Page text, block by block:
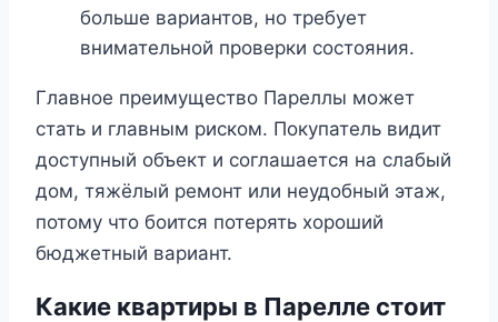
больше вариантов, но требует
внимательной проверки состояния.
Главное преимущество Пареллы может
стать и главным риском. Покупатель видит
доступный объект и соглашается на слабый
дом, тяжёлый ремонт или неудобный этаж,
потому что боится потерять хороший
бюджетный вариант.
Какие квартиры в Парелле стоит